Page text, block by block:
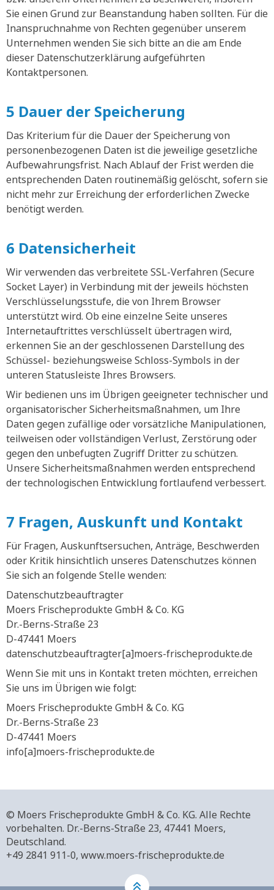
Sie einen Grund zur Beanstandung haben sollten. Für die
Inanspruchnahme von Rechten gegenüber unserem
Unternehmen wenden Sie sich bitte an die am Ende
dieser Datenschutzerklärung aufgeführten
Kontaktpersonen.
5 Dauer der Speicherung
Das Kriterium für die Dauer der Speicherung von
personenbezogenen Daten ist die jeweilige gesetzliche
Aufbewahrungsfrist. Nach Ablauf der Frist werden die
entsprechenden Daten routinemäßig gelöscht, sofern sie
nicht mehr zur Erreichung der erforderlichen Zwecke
benötigt werden.
6 Datensicherheit
Wir verwenden das verbreitete SSL-Verfahren (Secure
Socket Layer) in Verbindung mit der jeweils höchsten
Verschlüsselungsstufe, die von Ihrem Browser
unterstützt wird. Ob eine einzelne Seite unseres
Internetauftrittes verschlüsselt übertragen wird,
erkennen Sie an der geschlossenen Darstellung des
Schüssel- beziehungsweise Schloss-Symbols in der
unteren Statusleiste Ihres Browsers.
Wir bedienen uns im Übrigen geeigneter technischer und
organisatorischer Sicherheitsmaßnahmen, um Ihre
Daten gegen zufällige oder vorsätzliche Manipulationen,
teilweisen oder vollständigen Verlust, Zerstörung oder
gegen den unbefugten Zugriff Dritter zu schützen.
Unsere Sicherheitsmaßnahmen werden entsprechend
der technologischen Entwicklung fortlaufend verbessert.
7 Fragen, Auskunft und Kontakt
Für Fragen, Auskunftsersuchen, Anträge, Beschwerden
oder Kritik hinsichtlich unseres Datenschutzes können
Sie sich an folgende Stelle wenden:
Datenschutzbeauftragter
Moers Frischeprodukte GmbH & Co. KG
Dr.-Berns-Straße 23
D-47441 Moers
datenschutzbeauftragter[a]moers-frischeprodukte.de
Wenn Sie mit uns in Kontakt treten möchten, erreichen
Sie uns im Übrigen wie folgt:
Moers Frischeprodukte GmbH & Co. KG
Dr.-Berns-Straße 23
D-47441 Moers
info[a]moers-frischeprodukte.de
© Moers Frischeprodukte GmbH & Co. KG. Alle Rechte
vorbehalten. Dr.-Berns-Straße 23, 47441 Moers,
Deutschland.
+49 2841 911-0, www.moers-frischeprodukte.de